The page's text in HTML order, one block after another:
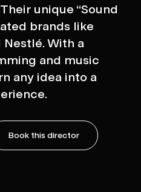
unique “Sound
brands like
Nestlé. With a
and music
any idea into a
Book this director